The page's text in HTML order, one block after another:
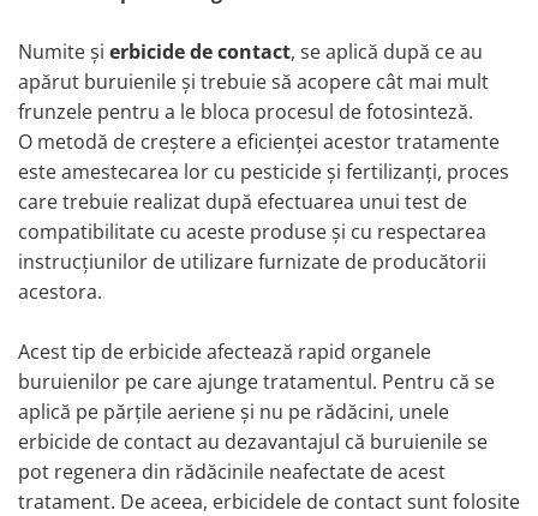
Numite și erbicide de contact, se aplică după ce au
apărut buruienile și trebuie să acopere cât mai mult
frunzele pentru a le bloca procesul de fotosinteză.
O metodă de creștere a eficienței acestor tratamente
este amestecarea lor cu pesticide și fertilizanți, proces
care trebuie realizat după efectuarea unui test de
compatibilitate cu aceste produse și cu respectarea
instrucțiunilor de utilizare furnizate de producătorii
acestora.
Acest tip de erbicide afectează rapid organele
buruienilor pe care ajunge tratamentul. Pentru că se
aplică pe părțile aeriene și nu pe rădăcini, unele
erbicide de contact au dezavantajul că buruienile se
pot regenera din rădăcinile neafectate de acest
tratament. De aceea, erbicidele de contact sunt folosite